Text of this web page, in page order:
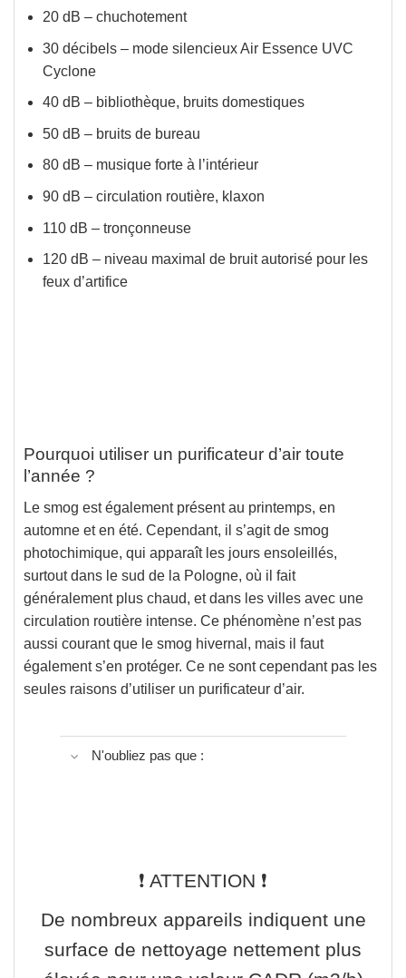
20 dB – chuchotement
30 décibels – mode silencieux Air Essence UVC
Cyclone
40 dB – bibliothèque, bruits domestiques
50 dB – bruits de bureau
80 dB – musique forte à l’intérieur
90 dB – circulation routière, klaxon
110 dB – tronçonneuse
120 dB – niveau maximal de bruit autorisé pour les
feux d’artifice
Pourquoi utiliser un purificateur d’air toute
l’année ?
Le smog est également présent au printemps, en
automne et en été. Cependant, il s’agit de smog
photochimique, qui apparaît les jours ensoleillés,
surtout dans le sud de la Pologne, où il fait
généralement plus chaud, et dans les villes avec une
circulation routière intense. Ce phénomène n’est pas
aussi courant que le smog hivernal, mais il faut
également s’en protéger. Ce ne sont cependant pas les
seules raisons d’utiliser un purificateur d’air.
N'oubliez pas que :
❗️ ATTENTION ❗️
De nombreux appareils indiquent une
surface de nettoyage nettement plus